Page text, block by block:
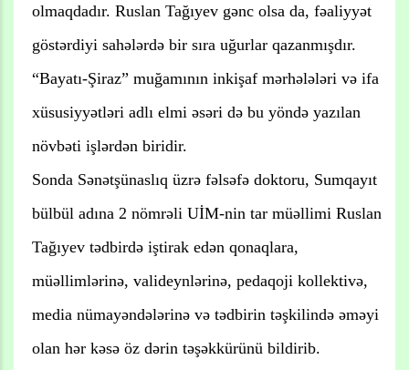
olmaqdadır. Ruslan Tağıyev gənc olsa da, fəaliyyət
göstərdiyi sahələrdə bir sıra uğurlar qazanmışdır.
“Bayatı-Şiraz” muğamının inkişaf mərhələləri və ifa
xüsusiyyətləri adlı elmi əsəri də bu yöndə yazılan
növbəti işlərdən biridir.
Sonda Sənətşünaslıq üzrə fəlsəfə doktoru, Sumqayıt
bülbül adına 2 nömrəli UİM-nin tar müəllimi Ruslan
Tağıyev tədbirdə iştirak edən qonaqlara,
müəllimlərinə, valideynlərinə, pedaqoji kollektivə,
media nümayəndələrinə və tədbirin təşkilində əməyi
olan hər kəsə öz dərin təşəkkürünü bildirib.